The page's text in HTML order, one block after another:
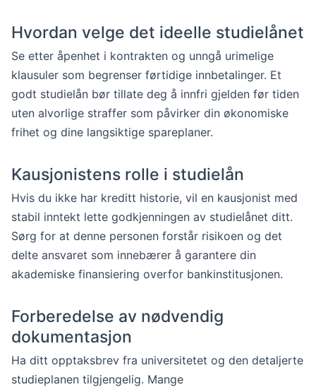
Hvordan velge det ideelle studielånet
Se etter åpenhet i kontrakten og unngå urimelige
klausuler som begrenser førtidige innbetalinger. Et
godt studielån bør tillate deg å innfri gjelden før tiden
uten alvorlige straffer som påvirker din økonomiske
frihet og dine langsiktige spareplaner.
Kausjonistens rolle i studielån
Hvis du ikke har kreditt historie, vil en kausjonist med
stabil inntekt lette godkjenningen av studielånet ditt.
Sørg for at denne personen forstår risikoen og det
delte ansvaret som innebærer å garantere din
akademiske finansiering overfor bankinstitusjonen.
Forberedelse av nødvendig
dokumentasjon
Ha ditt opptaksbrev fra universitetet og den detaljerte
studieplanen tilgjengelig. Mange